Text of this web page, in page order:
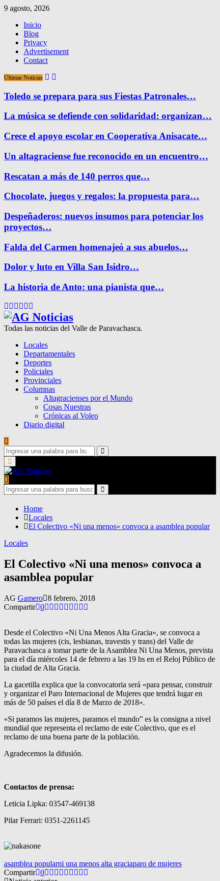
9 agosto, 2026
Inicio
Blog
Privacy
Advertisement
Contact
Últimas Noticias
Toledo se prepara para sus Fiestas Patronales…
La música se defiende con solidaridad: organizan…
Crece el apoyo escolar en Cooperativa Anisacate…
Un altagraciense fue reconocido en un encuentro…
Rescatan a más de 140 perros que…
Chocolate, juegos y regalos: la propuesta para…
Despeñaderos: nuevos insumos para potenciar los
proyectos…
Falda del Carmen homenajeó a sus abuelos…
Dolor y luto en Villa San Isidro…
La historia de Anto: una pianista que…
Facebook
Twitter
Instagram
Pinterest
Google
Todas las noticias del Valle de Paravachasca.
Locales
Departamentales
Deportes
Policiales
Provinciales
Columnas
Altagracienses por el Mundo
Cosas Nuestras
Crónicas al Voleo
Diario digital
Search
for:
Search
Primary
Menu
Search
for:
Search
Home
Locales
El Colectivo «Ni una menos» convoca a asamblea popular
Locales
El Colectivo «Ni una menos» convoca a
asamblea popular
AG Gamero 8 febrero, 2018
Compartir 0
Desde el Colectivo «Ni Una Menos Alta Gracia», se convoca a
todas las mujeres (cis, lesbianas, travestis y trans) del Valle de
Paravachasca a tomar parte de la Asamblea Ni Una Menos, prevista
para el día miércoles 14 de febrero a las 19 hs en el Reloj Público de
la ciudad de Alta Gracia.
La gacetilla explica que la convocatoria será «para pensar, construir
y organizar el Paro Internacional de Mujeres que tendrá lugar en
más de 50 países el día 8 de Marzo de 2018».
«Si paramos las mujeres, paramos el mundo” es la consigna a nivel
mundial que representa el reclamo de este Colectivo, que es el
reclamo de una buena parte de la población.
Agradecemos la difusión.
Contactos de prensa:
Leticia Lipka: 03547-469138
Pilar Ferrari: 0351-2261145
asamblea popularni una menos alta graciaparo de mujeres
Compartir 0